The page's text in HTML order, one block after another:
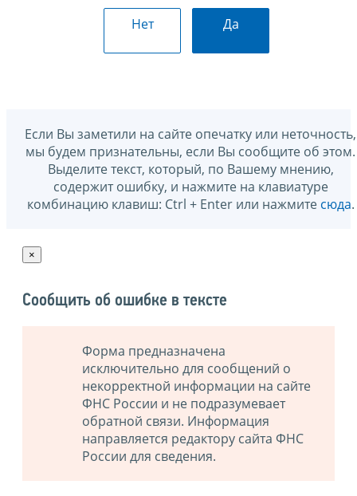
Нет Да
Если Вы заметили на сайте опечатку или неточность,
мы будем признательны, если Вы сообщите об этом.
Выделите текст, который, по Вашему мнению,
содержит ошибку, и нажмите на клавиатуре
комбинацию клавиш: Ctrl + Enter или нажмите сюда.
×
Сообщить об ошибке в тексте
Форма предназначена
исключительно для сообщений о
некорректной информации на сайте
ФНС России и не подразумевает
обратной связи. Информация
направляется редактору сайта ФНС
России для сведения.